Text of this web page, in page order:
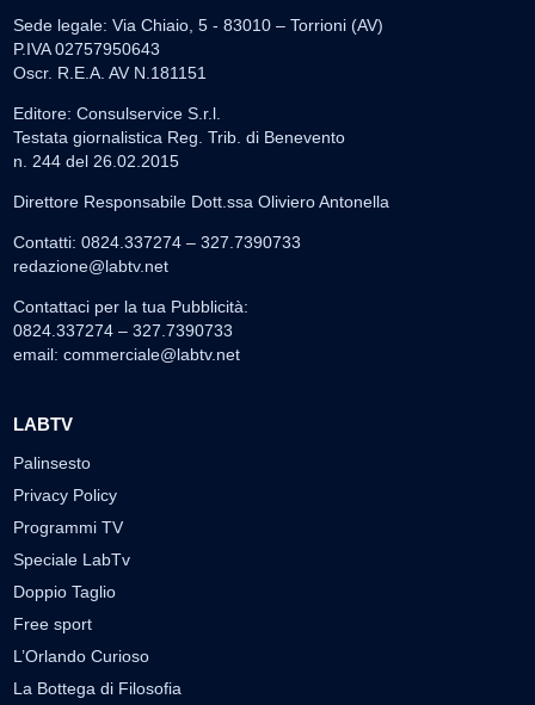
Sede legale: Via Chiaio, 5 - 83010 – Torrioni (AV)
P.IVA 02757950643
Oscr. R.E.A. AV N.181151
Editore: Consulservice S.r.l.
Testata giornalistica Reg. Trib. di Benevento
n. 244 del 26.02.2015
Direttore Responsabile Dott.ssa Oliviero Antonella
Contatti: 0824.337274 – 327.7390733
redazione@labtv.net
Contattaci per la tua Pubblicità:
0824.337274 – 327.7390733
email: commerciale@labtv.net
LABTV
Palinsesto
Privacy Policy
Programmi TV
Speciale LabTv
Doppio Taglio
Free sport
L’Orlando Curioso
La Bottega di Filosofia